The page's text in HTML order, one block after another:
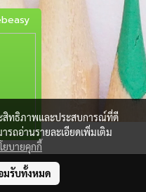
นค้าReserved.
สิทธิภาพและประสบการณ์ที่ดี
รถอ่านรายละเอียดเพิ่มเติม
ยบายคุกกี้
มรับทั้งหมด